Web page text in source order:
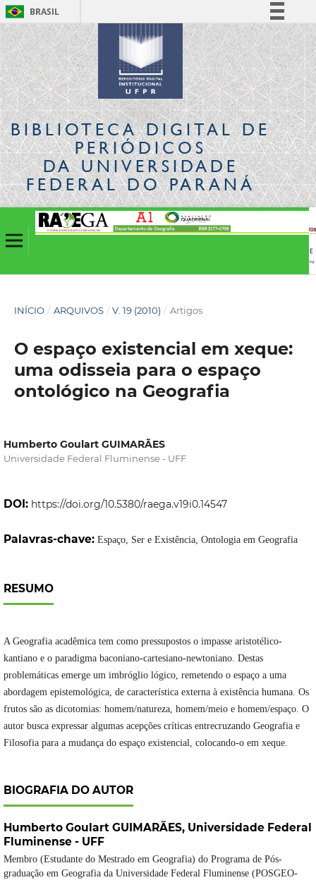
BRASIL
Simplifique!
Comunica BR
Participe
Acesso à informação
Legislação
Canais
BIBLIOTECA DIGITALDE
PERIÓDICOS
DA UNIVERSIDADE
FEDERAL DO PARANÁ
INÍCIO / ARQUIVOS / V. 19 (2010) / Artigos
O espaço existencial em xeque:
uma odisseia para o espaço
ontológico na Geografia
Humberto Goulart GUIMARÃES
Universidade Federal Fluminense - UFF
DOI: https://doi.org/10.5380/raega.v19i0.14547
Palavras-chave: Espaço, Ser e Existência, Ontologia em Geografia
RESUMO
A Geografia acadêmica tem como pressupostos o impasse aristotélico-
kantiano e o paradigma baconiano-cartesiano-newtoniano. Destas
problemáticas emerge um imbróglio lógico, remetendo o espaço a uma
abordagem epistemológica, de característica externa à existência humana. Os
frutos são as dicotomias: homem/natureza, homem/meio e homem/espaço. O
autor busca expressar algumas acepções críticas entrecruzando Geografia e
Filosofia para a mudança do espaço existencial, colocando-o em xeque.
BIOGRAFIA DO AUTOR
Humberto Goulart GUIMARÃES, Universidade Federal
Fluminense - UFF
Membro (Estudante do Mestrado em Geografia) do Programa de Pós-
graduação em Geografia da Universidade Federal Fluminense (POSGEO-